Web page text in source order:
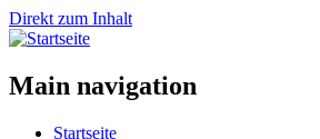
Direkt zum Inhalt
Main navigation
Startseite